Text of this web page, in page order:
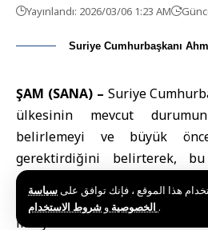
هذا الموقع ، فإنك توافق علىسياسة
الخصوصية و .
Yayınlandı: 2026/03/06 1:23 AM
Suriye Cumhurbaşkanı
ŞAM (SANA) – Suriye
ülkesinin mevcut
belirlemeyi ve büyük
gerektirdiğini belirterek,
durumunda entelektüel ve
bir rol oynadığını ifade etti.
medya temsilcileri ve sivil